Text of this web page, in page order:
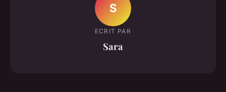
S
ECRIT PAR
Sara